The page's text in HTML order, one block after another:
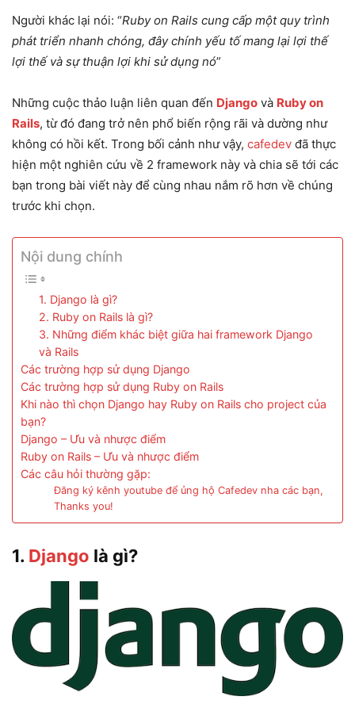
Người khác lại nói: “Ruby on Rails cung cấp một quy trình
phát triển nhanh chóng, đây chính yếu tố mang lại lợi thế
lợi thế và sự thuận lợi khi sử dụng nó”
Những cuộc thảo luận liên quan đến Django và Ruby on
Rails, từ đó đang trở nên phổ biến rộng rãi và dường như
không có hồi kết. Trong bối cảnh như vậy, cafedev đã thực
hiện một nghiên cứu về 2 framework này và chia sẽ tới các
bạn trong bài viết này để cùng nhau nắm rõ hơn về chúng
trước khi chọn.
Nội dung chính
1. Django là gì?
2. Ruby on Rails là gì?
3. Những điểm khác biệt giữa hai framework Django
và Rails
Các trường hợp sử dụng Django
Các trường hợp sử dụng Ruby on Rails
Khi nào thì chọn Django hay Ruby on Rails cho project của
bạn?
Django – Ưu và nhược điểm
Ruby on Rails – Ưu và nhược điểm
Các câu hỏi thường gặp:
Đăng ký kênh youtube để ủng hộ Cafedev nha các bạn,
Thanks you!
1. Django là gì?